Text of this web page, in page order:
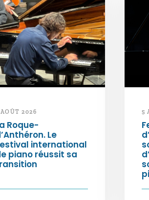
2026
Roque-
Le
international
piano réussit sa
5